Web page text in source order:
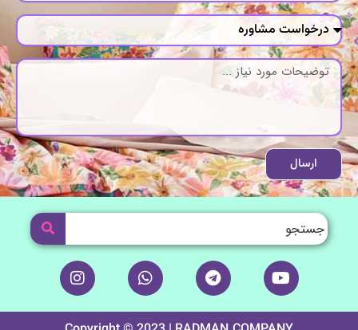
ارسال
Y
o
u
t
T
e
l
e
W
h
a
t
I
n
s
t